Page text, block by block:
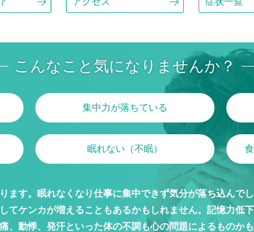
こんなこと気になりませんか？
集中力が落ちている
眠れない（不眠）
ます。眠れなくなり仕事に集中できず気分が落ち込んで
てケンカが増えることもあるかもしれません。記憶力低
、動悸、発汗といった体の不調も心の問題によるものかも